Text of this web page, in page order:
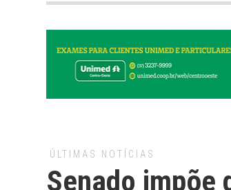
ÚLTIMAS NOTÍCIAS
Senado impõe